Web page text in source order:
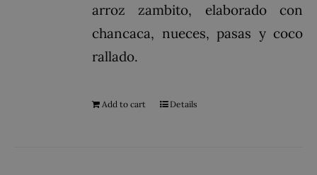
arroz zambito, elaborado con
chancaca, nueces, pasas y coco
rallado.
Add to cart Details